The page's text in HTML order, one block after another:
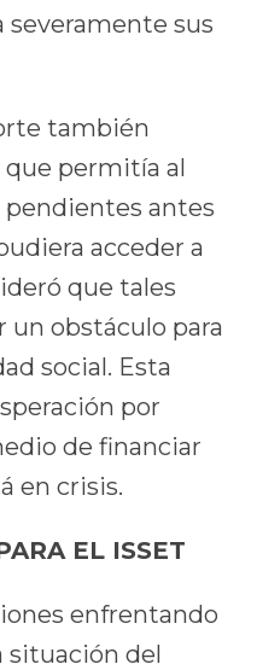
severamente sus
también
que permitía al
pendientes antes
acceder a
que tales
un obstáculo para
social. Esta
por
de financiar
en crisis.
EL ISSET
enfrentando
situación del